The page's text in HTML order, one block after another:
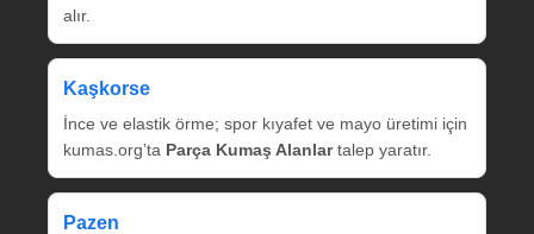
alır.
Kaşkorse
İnce ve elastik örme; spor kıyafet ve mayo üretimi için
kumas.org’ta Parça Kumaş Alanlartalep yaratır.
Pazen